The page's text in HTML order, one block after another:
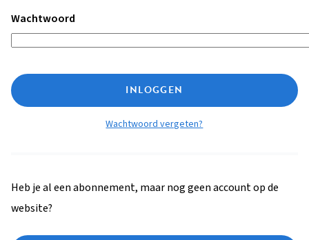
Wachtwoord
INLOGGEN
Wachtwoord vergeten?
Heb je al een abonnement, maar nog geen account op de
website?